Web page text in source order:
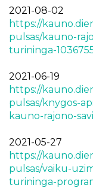
2021-08-02
https://
pulsas/kauno-
turininga-
2021-06-19
https://
pulsas/knygos-
kauno-rajono-
2021-05-27
https://
pulsas/vaiku-
turininga-